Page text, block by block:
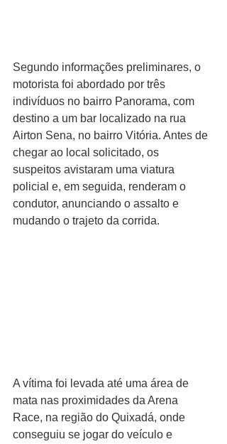
Segundo informações preliminares, o
motorista foi abordado por três
indivíduos no bairro Panorama, com
destino a um bar localizado na rua
Airton Sena, no bairro Vitória. Antes de
chegar ao local solicitado, os
suspeitos avistaram uma viatura
policial e, em seguida, renderam o
condutor, anunciando o assalto e
mudando o trajeto da corrida.
A vítima foi levada até uma área de
mata nas proximidades da Arena
Race, na região do Quixadá, onde
conseguiu se jogar do veículo e